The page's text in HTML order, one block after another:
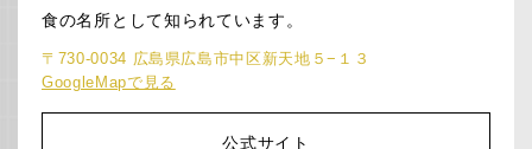
食の名所として知られています。
〒730-0034 広島県広島市中区新天地５−１３
GoogleMapで見る
公式サイト